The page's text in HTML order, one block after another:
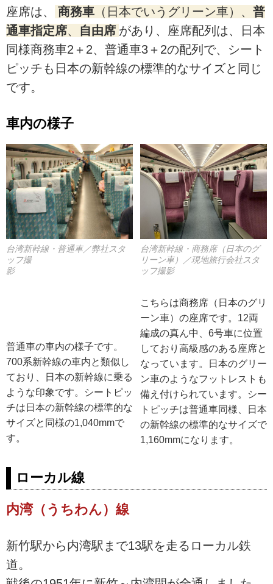
座席は、
商務車（日本でいうグリーン車）、 普
通車指定席、 自由席 があり、座席配列は、日本
同様商務車2＋2、普通車3＋2の配列で、シート
ピッチも日本の新幹線の標準的なサイズと同じ
です。
車内の様子
台湾新幹線・普通車／弊社スタ
ッフ撮
影
普通車の車内の様子です。
700系新幹線の車内と類似し
ており、日本の新幹線に乗る
ような印象です。シートピッ
チは日本の新幹線の標準的な
サイズと同様の1,040mmで
す。
台湾新幹線・商務席（日本のグ
リーン車）／現地旅行会社スタ
ッフ撮影
こちらは商務席（日本のグリ
ーン車）の座席です。12両
編成の真ん中、6号車に位置
しており高級感のある座席と
なっています。日本のグリー
ン車のようなフットレストも
備え付けられています。シー
トピッチは普通車同様、日本
の新幹線の標準的なサイズで
1,160mmになります。
ローカル線
内湾（うちわん）線
新竹駅から内湾駅まで13駅を走るローカル鉄
道。